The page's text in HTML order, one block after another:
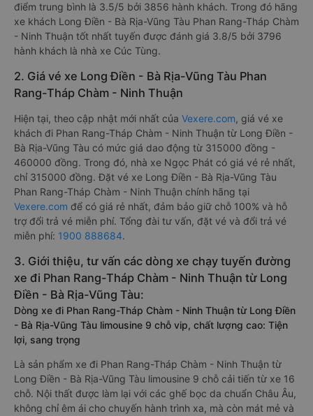
điểm trung bình là 3.5/5 bởi 3856 hành khách. Trong đó hãng
xe khách Long Điền - Bà Rịa-Vũng Tàu Phan Rang-Tháp Chàm
- Ninh Thuận tốt nhất tuyến được đánh giá 3.8/5 bởi 3796
hành khách là nhà xe Cúc Tùng.
2. Giá vé xe Long Điền - Bà Rịa-Vũng Tàu Phan
Rang-Tháp Chàm - Ninh Thuận
Hiện tại, theo cập nhật mới nhất của Vexere.com, giá vé xe
khách đi Phan Rang-Tháp Chàm - Ninh Thuận từ Long Điền -
Bà Rịa-Vũng Tàu có mức giá dao động từ 315000 đồng -
460000 đồng. Trong đó, nhà xe Ngọc Phát có giá vé rẻ nhất,
chỉ 315000 đồng. Đặt vé xe Long Điền - Bà Rịa-Vũng Tàu
Phan Rang-Tháp Chàm - Ninh Thuận chính hãng tại
Vexere.com để có giá rẻ nhất, đảm bảo giữ chỗ 100% và hỗ
trợ đổi trả vé miễn phí. Tổng đài tư vấn, đặt vé và đổi trả vé
miễn phí: 1900 888684.
3. Giới thiệu, tư vấn các dòng xe chạy tuyến đường
xe đi Phan Rang-Tháp Chàm - Ninh Thuận từ Long
Điền - Bà Rịa-Vũng Tàu:
Dòng xe đi Phan Rang-Tháp Chàm - Ninh Thuận từ Long Điền
- Bà Rịa-Vũng Tàu limousine 9 chỗ vip, chất lượng cao: Tiện
lợi, sang trọng
Là sản phẩm xe đi Phan Rang-Tháp Chàm - Ninh Thuận từ
Long Điền - Bà Rịa-Vũng Tàu limousine 9 chỗ cải tiến từ xe 16
chỗ. Nội thất được làm lại với các ghế bọc da chuẩn Châu Âu,
không chỉ êm ái cho chuyến hành trình xa, mà còn mát mẻ và